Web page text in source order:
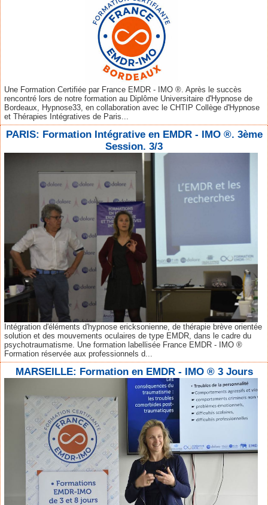
Une Formation Certifiée par France EMDR - IMO ®. Après le succès
rencontré lors de notre formation au Diplôme Universitaire d'Hypnose de
Bordeaux, Hypnose33, en collaboration avec le CHTIP Collège d'Hypnose
et Thérapies Intégratives de Paris...
PARIS: Formation Intégrative en EMDR - IMO ®. 3ème
Session. 3/3
Intégration d'éléments d'hypnose ericksonienne, de thérapie brève orientée
solution et des mouvements oculaires de type EMDR, dans le cadre du
psychotraumatisme. Une formation labellisée France EMDR - IMO ®
Formation réservée aux professionnels d...
MARSEILLE: Formation en EMDR - IMO ® 3 Jours